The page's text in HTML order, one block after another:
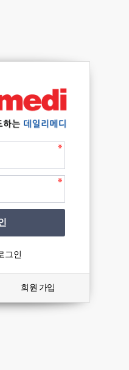
그인
회원 가입